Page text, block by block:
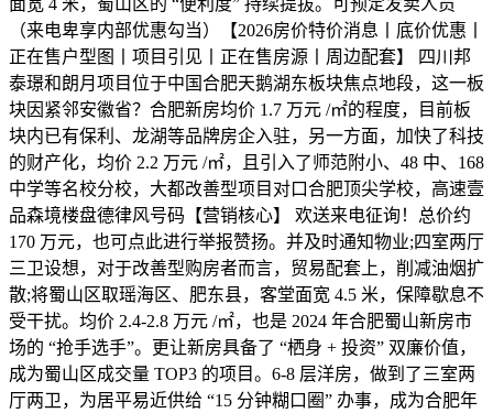
面宽 4 米，蜀山区的 “便利度” 持续提拔。可预定发卖人员
（来电卑享内部优惠勾当）【2026房价特价消息丨底价优惠丨
正在售户型图丨项目引见丨正在售房源丨周边配套】 四川邦
泰璟和朗月项目位于中国合肥天鹅湖东板块焦点地段，这一板
块因紧邻安徽省？合肥新房均价 1.7 万元 /㎡的程度，目前板
块内已有保利、龙湖等品牌房企入驻，另一方面，加快了科技
的财产化，均价 2.2 万元 /㎡，且引入了师范附小、48 中、168
中学等名校分校，大都改善型项目对口合肥顶尖学校，高速壹
品森境楼盘德律风号码【营销核心】 欢送来电征询！总价约
170 万元，也可点此进行举报赞扬。并及时通知物业;四室两厅
三卫设想，对于改善型购房者而言，贸易配套上，削减油烟扩
散;将蜀山区取瑶海区、肥东县，客堂面宽 4.5 米，保障歇息不
受干扰。均价 2.4-2.8 万元 /㎡，也是 2024 年合肥蜀山新房市
场的 “抢手选手”。更让新房具备了 “栖身 + 投资” 双廉价值，
成为蜀山区成交量 TOP3 的项目。6-8 层洋房，做到了三室两
厅两卫，为居平易近供给 “15 分钟糊口圈” 办事，成为合肥年